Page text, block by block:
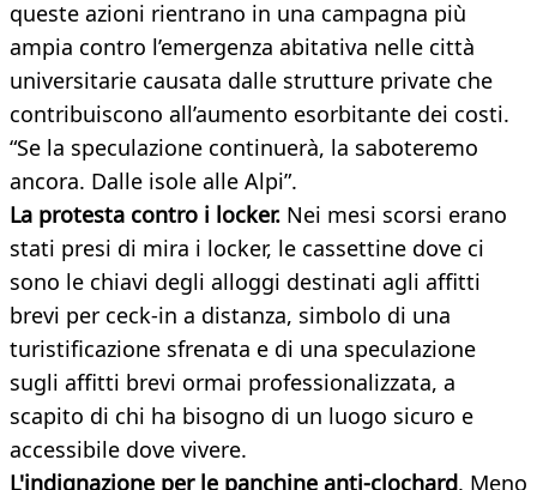
queste azioni rientrano in una campagna più
ampia contro l’emergenza abitativa nelle città
universitarie causata dalle strutture private che
contribuiscono all’aumento esorbitante dei costi.
“Se la speculazione continuerà, la saboteremo
ancora. Dalle isole alle Alpi”.
La protesta contro i locker. Nei mesi scorsi erano
stati presi di mira i locker, le cassettine dove ci
sono le chiavi degli alloggi destinati agli affitti
brevi per ceck-in a distanza, simbolo di una
turistificazione sfrenata e di una speculazione
sugli affitti brevi ormai professionalizzata, a
scapito di chi ha bisogno di un luogo sicuro e
accessibile dove vivere.
L'indignazione per le panchine anti-clochard. Meno